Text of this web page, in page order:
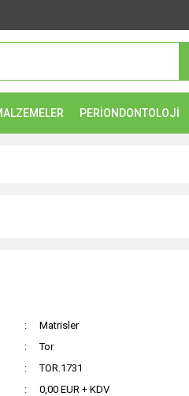
PERİONDONTOLOJİ
Matrisler
Tor
TOR.1731
0,00 EUR + KDV